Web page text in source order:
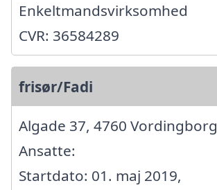
Enkeltmandsvirksomhed
CVR: 36584289
frisør/Fadi
Algade 37, 4760 Vordingborg
Ansatte:
Startdato: 01. maj 2019,